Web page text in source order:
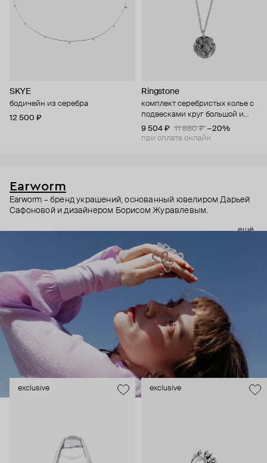
SKYE
бодичейн из серебра
12 500 ₽
Ringstone
комплект серебристых колье с
подвесками круг большой и
малый
9 504 ₽ 11 880 ₽ −20%
при оплате онлайн
Earworm
Earworm – бренд украшений, основанный ювелиром Дарьей
Сафоновой и дизайнером Борисом Журавлевым.
В основе бренда – сочетание концептуальности и
музыкальности (словом earworm называют мелодию,
которая запоминается раз и навсегда). Хотя музыка –
абстрактная форма искусства, украшения Earworm не только
про эмоции, но и про смыслы. Создатели бренда
зашифровывают их в тщательно продуманных формах и
деталях. Каждое украшение как ненавязчивое напоминание
– о том, как важно ценить момент, не забывать, что за зимой
всегда приходит весна, и многом другом.
Украшения Earworm для тех, кто не выбирает между мыслить
и чувствовать.
ещё
exclusive exclusive